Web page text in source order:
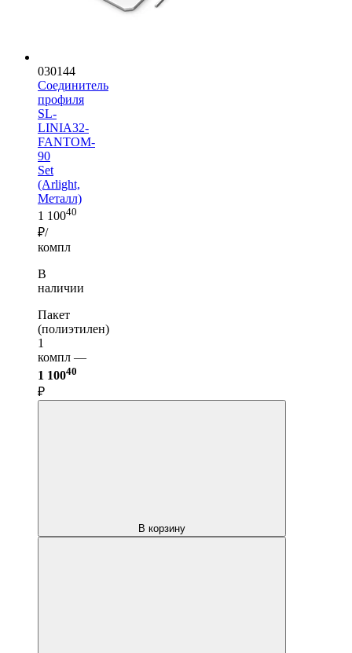
030144
Соединитель
профиля
SL-
LINIA32-
FANTOM-
90
Set
(Arlight,
Металл)
1 10040
₽/
компл
В
наличии
Пакет
(полиэтилен)
1
компл —
1 10040
₽
В корзину